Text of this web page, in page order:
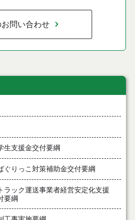
お問い合わせ
生支援金交付要綱
ぐりっこ対策補助金交付要綱
ラック運送事業者経営安定化支援
要綱